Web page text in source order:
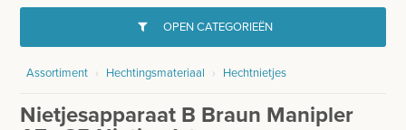
OPEN CATEGORIEËN
GYNAECOLOGIE
INJECTIEMATERIAAL
Assortiment › Hechtingsmateriaal › Hechtnietjes
Nietjesapparaat B Braun Manipler